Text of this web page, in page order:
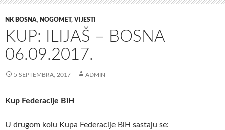
MENI
NK BOSNA, NOGOMET, VIJESTI
KUP: ILIJAŠ – BOSNA
06.09.2017.
5 SEPTEMBRA, 2017 ADMIN
Kup Federacije BiH
U drugom kolu Kupa Federacije BiH sastaju se: